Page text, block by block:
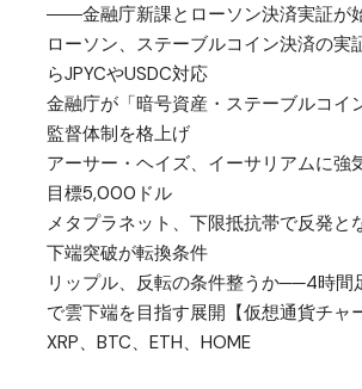
――金融庁新課とローソン決済実証が
ローソン、ステーブルコイン決済の
らJPYCやUSDC対応
金融庁が「暗号資産・ステーブルコ
監督体制を格上げ
アーサー・ヘイズ、イーサリアムに
目標5,000ドル
メタプラネット、下限抵抗帯で反発
下端突破が転換条件
リップル、反転の条件整うか──4時間
で雲下端を目指す展開【仮想通貨チャ
XRP、BTC、ETH、HOME